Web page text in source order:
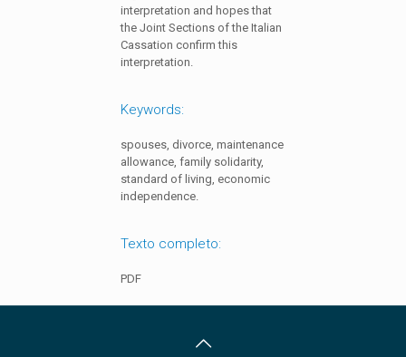
interpretation and hopes that
the Joint Sections of the Italian
Cassation confirm this
interpretation.
Keywords:
spouses, divorce, maintenance
allowance, family solidarity,
standard of living, economic
independence.
Texto completo:
PDF